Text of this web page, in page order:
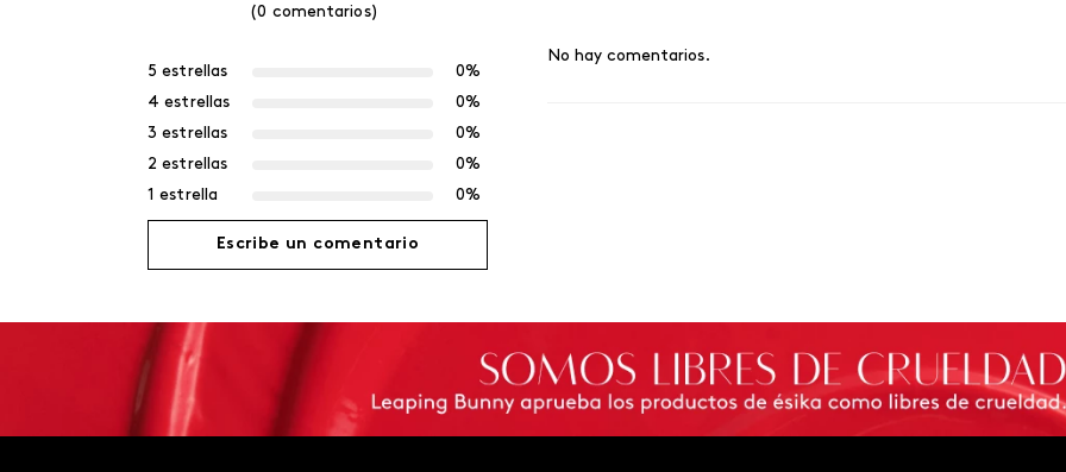
(0 comentarios)
5 estrellas
0%
4 estrellas
0%
3 estrellas
0%
2 estrellas
0%
1 estrella
0%
Escribe un comentario
Agregar comentario
Título
No hay comentarios.